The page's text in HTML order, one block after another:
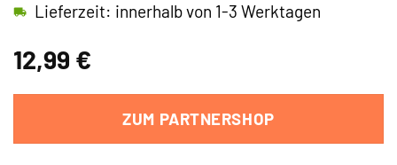
12,99 €
Lieferzeit: innerhalb von 1-3 Werktagen
ZUM PARTNERSHOP